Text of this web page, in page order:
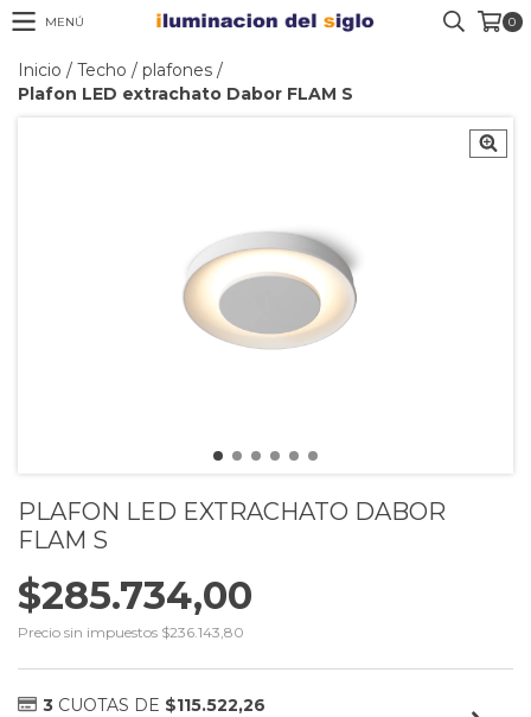
MENÚ 0
Inicio / Techo / plafones /
Plafon LED extrachato Dabor FLAM S
PLAFON LED EXTRACHATO DABOR
FLAM S
$285.734,00
Precio sin impuestos $236.143,80
3 CUOTAS DE $115.522,26